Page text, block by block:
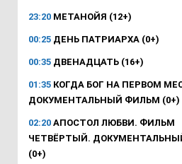
23:20 МЕТАНОЙЯ (12+)
00:25 ДЕНЬ ПАТРИАРХА (0+)
00:35 ДВЕНАДЦАТЬ (16+)
01:35 КОГДА БОГ НА ПЕРВОМ
ДОКУМЕНТАЛЬНЫЙ ФИЛЬМ (0+)
02:20 АПОСТОЛ ЛЮБВИ. ФИЛЬМ
ЧЕТВЁРТЫЙ.
(0+)